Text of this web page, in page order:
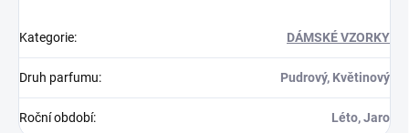
Kategorie: DÁMSKÉ VZORKY
Druh parfumu: Pudrový, Květinový
Roční období: Léto, Jaro